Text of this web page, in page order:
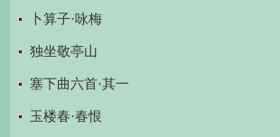
卜算子·咏梅
独坐敬亭山
塞下曲六首·其一
玉楼春·春恨